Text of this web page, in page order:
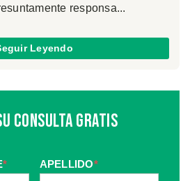
responsa...
Leyendo
Consulta Gratis
* APELLIDO*